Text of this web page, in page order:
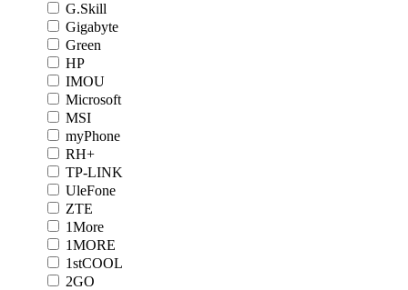
G.Skill
Gigabyte
Green
HP
IMOU
Microsoft
MSI
myPhone
RH+
TP-LINK
UleFone
ZTE
1More
1MORE
1stCOOL
2GO